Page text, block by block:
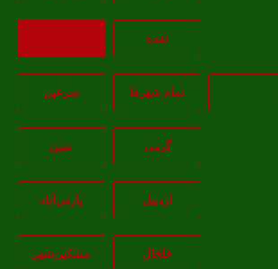
نقده
تمام شهر‌ها سرعین
گرمی نمین
اردبيل پارس‌آباد
خلخال مشکين‌شهر